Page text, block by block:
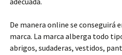
De manera online se conseguirá
marca. La marca alberga todo
abrigos, sudaderas, vestidos,